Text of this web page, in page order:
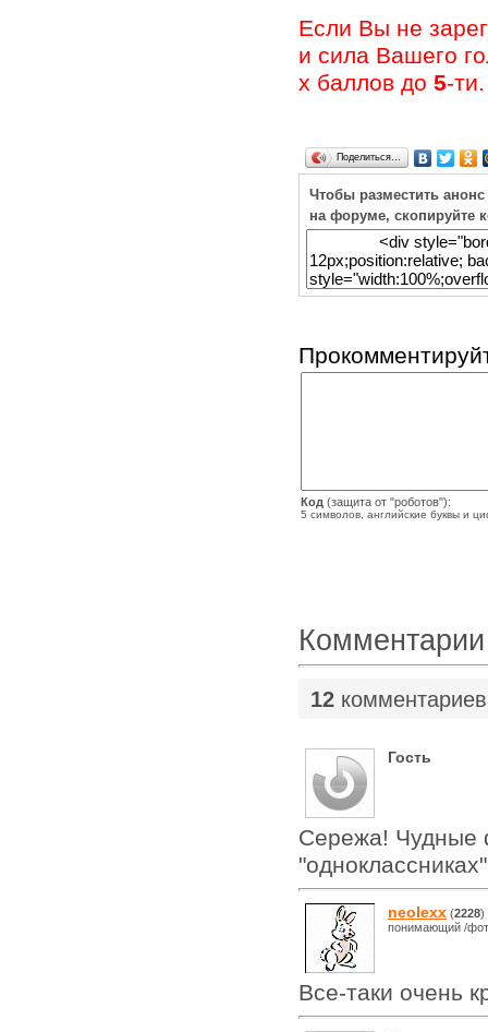
Если Вы не
и сила Вашего
х баллов до 5-ти.
Поделиться…
Чтобы разместить
на форуме, скопируйте
Код (защита от "роботов"):
5 символов, английские буквы и
Комментарии
12
Гость
Сережа! Чудные
neolexx (2228)
понимающий /
Все-таки очень